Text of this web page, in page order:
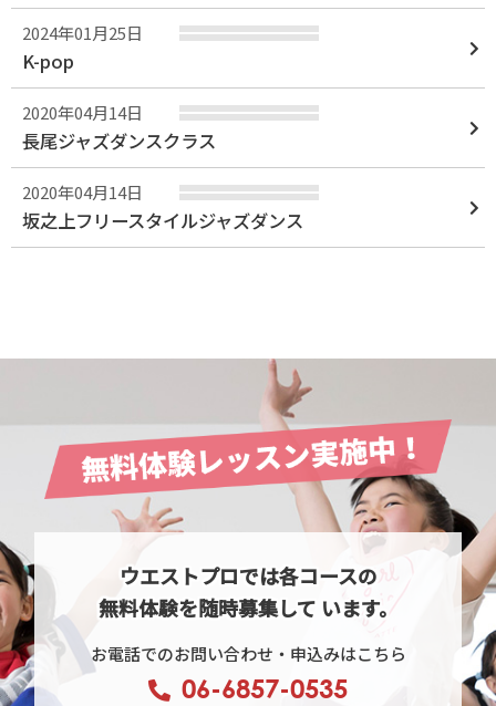
2024年01月25日
K-pop
2020年04月14日
長尾ジャズダンスクラス
2020年04月14日
坂之上フリースタイルジャズダンス
ウエストプロでは各コースの
無料体験を随時募集して います。
お電話でのお問い合わせ・申込みはこちら
06-6857-0535